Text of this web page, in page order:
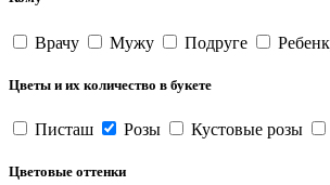
Врачу Мужу Подруге
Цветы и их количество в букете
Писташ Розы Кустовые розы
Цветовые оттенки